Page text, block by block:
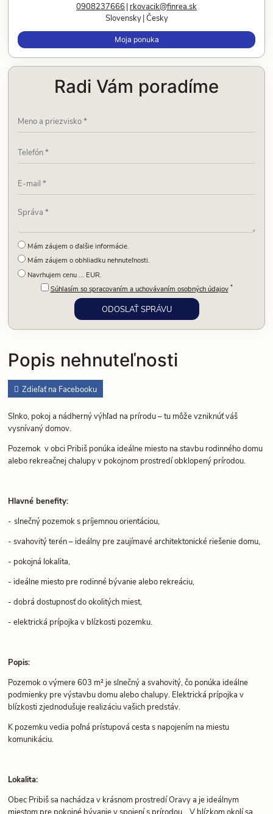
Popis nehnuteľnosti
Zdieľať na Facebooku
Slnko, pokoj a nádherný výhľad na prírodu – tu môže vzniknúť váš
vysnívaný domov.
Pozemok v obci Pribiš ponúka ideálne miesto na stavbu rodinného domu
alebo rekreačnej chalupy v pokojnom prostredí obklopený prírodou.
Hlavné benefity:
- slnečný pozemok s príjemnou orientáciou,
- svahovitý terén – ideálny pre zaujímavé architektonické riešenie domu,
- pokojná lokalita,
- ideálne miesto pre rodinné bývanie alebo rekreáciu,
- dobrá dostupnosť do okolitých miest,
- elektrická prípojka v blízkosti pozemku.
Popis:
Pozemok o výmere 603 m² je slnečný a svahovitý, čo ponúka ideálne
podmienky pre výstavbu domu alebo chalupy. Elektrická prípojka v
blízkosti zjednodušuje realizáciu vašich predstáv.
K pozemku vedia poľná prístupová cesta s napojením na miestu
komunikáciu.
Lokalita:
Obec Pribiš sa nachádza v krásnom prostredí Oravy a je ideálnym
miestom pre pokojné bývanie v spojení s prírodou. . V blízkom okolí sa
0908237666 rkovacik@finrea.sk
Slovensky Česky
Moja ponuka
Radi Vám poradíme
Mám záujem o ďalšie informácie.
Mám záujem o obhliadku nehnuteľnosti.
Navrhujem cenu ... EUR.
Súhlasím so spracovaním a uchovávaním osobných údajov *